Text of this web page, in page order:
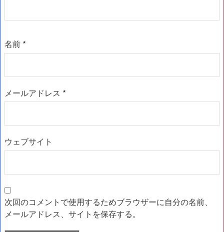
名前 *
メールアドレス *
ウェブサイト
次回のコメントで使用するためブラウザーに自分の名前、
メールアドレス、サイトを保存する。